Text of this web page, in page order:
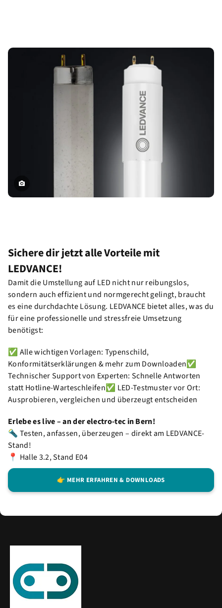
Sichere dir jetzt alle Vorteile mit
LEDVANCE!
Damit die Umstellung auf LED nicht nur reibungslos,
sondern auch effizient und normgerecht gelingt, braucht
es eine durchdachte Lösung. LEDVANCE bietet alles, was du
für eine professionelle und stressfreie Umsetzung
benötigst:
✅ Alle wichtigen Vorlagen: Typenschild,
Konformitätserklärungen & mehr zum Downloaden✅
Technischer Support von Experten: Schnelle Antworten
statt Hotline-Warteschleifen✅ LED-Testmuster vor Ort:
Ausprobieren, vergleichen und überzeugt entscheiden
Erlebe es live – an der electro-tec in Bern!
🔦 Testen, anfassen, überzeugen – direkt am LEDVANCE-
Stand!
📍 Halle 3.2, Stand E04
👉 MEHR ERFAHREN & DOWNLOADS